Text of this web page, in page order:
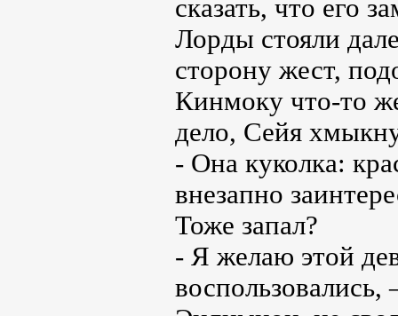
сказать, что его
Лорды стояли
сторону жест,
Кинмоку что-то
дело, Сейя
- Она куколка:
внезапно
Тоже запал?
- Я желаю этой